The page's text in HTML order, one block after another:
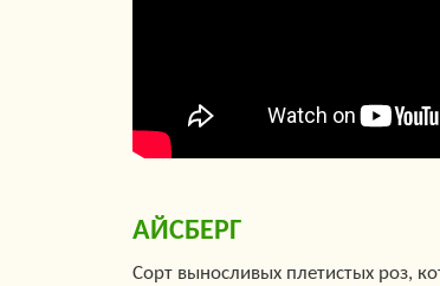
АЙСБЕРГ
Сорт выносливых плетистых роз,